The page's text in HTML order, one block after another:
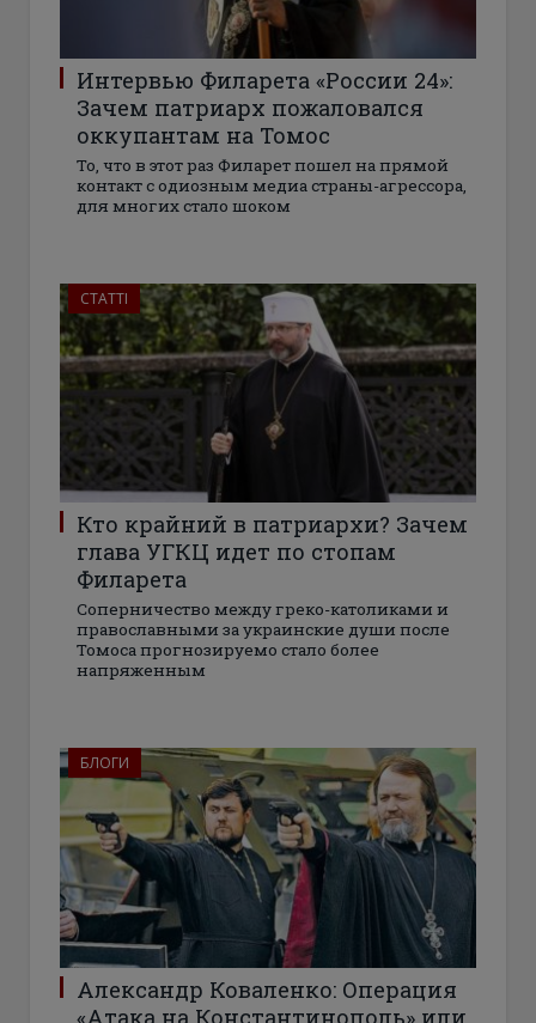
Интервью Филарета «России 24»:
Зачем патриарх пожаловался
оккупантам на Томос
То, что в этот раз Филарет пошел на прямой
контакт с одиозным медиа страны-агрессора,
для многих стало шоком
СТАТТІ
Кто крайний в патриархи? Зачем
глава УГКЦ идет по стопам
Филарета
Соперничество между греко-католиками и
православными за украинские души после
Томоса прогнозируемо стало более
напряженным
БЛОГИ
Александр Коваленко: Операция
«Атака на Константинополь» или